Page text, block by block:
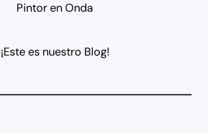
Pintor en Onda
¡Este es nuestro Blog!